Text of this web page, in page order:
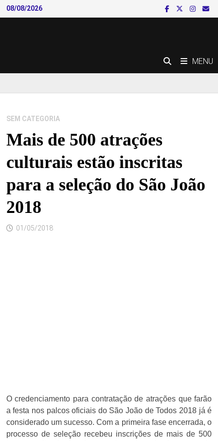
Skip
to
08/08/2026
MENU
SEM CATEGORIA
Mais de 500 atrações
culturais estão inscritas
para a seleção do São João
2018
01/05/2018
O credenciamento para contratação de atrações que farão
a festa nos palcos oficiais do São João de Todos 2018 já é
considerado um sucesso. Com a primeira fase encerrada, o
processo de seleção recebeu inscrições de mais de 500